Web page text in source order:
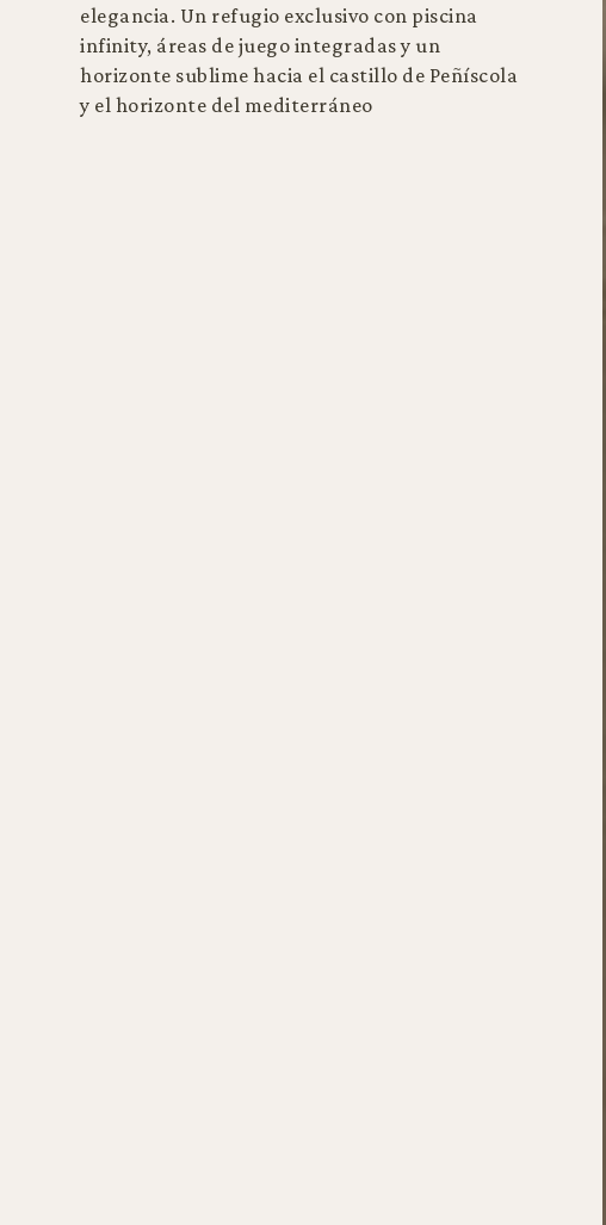
elegancia. Un refugio exclusivo con piscina
infinity, áreas de juego integradas y un
horizonte sublime hacia el castillo de Peñíscola
y el horizonte del mediterráneo